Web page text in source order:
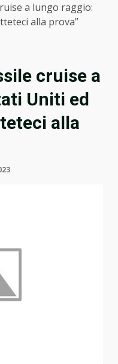
a lungo raggio:
alla prova”
cruise a
Uniti ed
alla